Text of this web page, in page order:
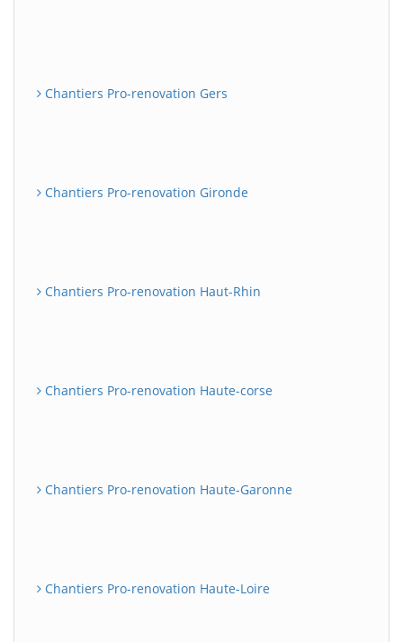
Chantiers Pro-renovation Gers
Chantiers Pro-renovation Gironde
Chantiers Pro-renovation Haut-Rhin
Chantiers Pro-renovation Haute-corse
Chantiers Pro-renovation Haute-Garonne
Chantiers Pro-renovation Haute-Loire